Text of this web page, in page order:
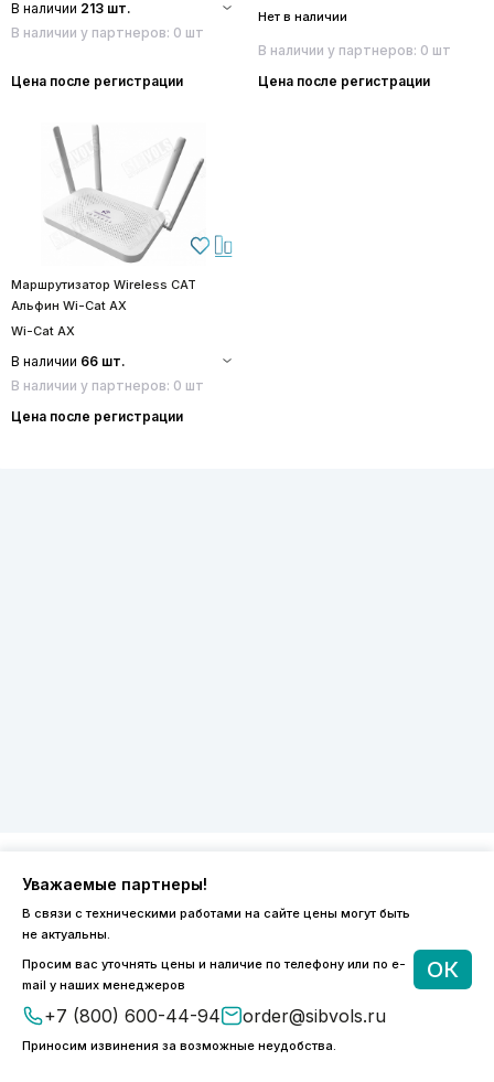
В наличии 213 шт.
В наличии у партнеров: 0 шт
Цена после регистрации
Нет в наличии
В наличии у партнеров: 0 шт
Цена после регистрации
Маршрутизатор Wireless CAT
Альфин Wi-Cat AX
Wi-Cat AX
В наличии 66 шт.
В наличии у партнеров: 0 шт
Цена после регистрации
Уважаемые партнеры!
В связи с техническими работами на сайте цены могут быть
не актуальны.
Просим вас уточнять цены и наличие по телефону или по e-
mail у наших менеджеров
+7 (800) 600-44-94 order@sibvols.ru
Приносим извинения за возможные неудобства.
ОК
8 (800) 600-44-94
ПН-ПТ 9:00 - 18:00
order@sibvols.ru
О компании
Каталог
Доставка и оплата
Контакты